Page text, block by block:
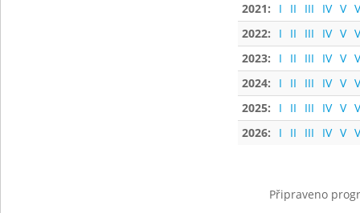
2021:
I II III IV V
2022:
I II III IV V
2023:
I II III IV V
2024:
I II III IV V
2025:
I II III IV V
2026:
I II III IV V
Připraveno